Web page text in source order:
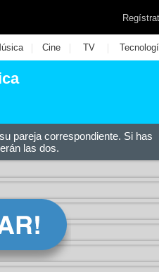
| Cine | TV |
pareja correspondiente. Si has
las dos.